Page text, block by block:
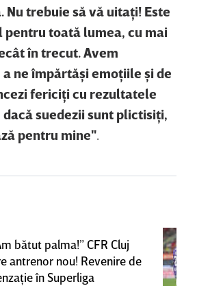
Nu trebuie să vă uitaţi! Este
pentru toată lumea, cu mai
în trecut. Avem
ne împărtăşi emoţiile şi de
fericiţi cu rezultatele
dacă suedezii sunt plictisiţi,
pentru mine".
bătut palma!” CFR Cluj
antrenor nou! Revenire de
în Superliga